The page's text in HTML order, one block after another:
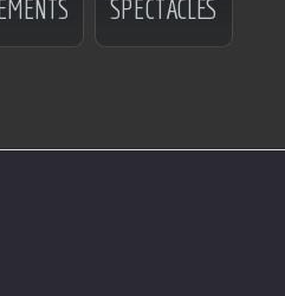
SPECTACLES